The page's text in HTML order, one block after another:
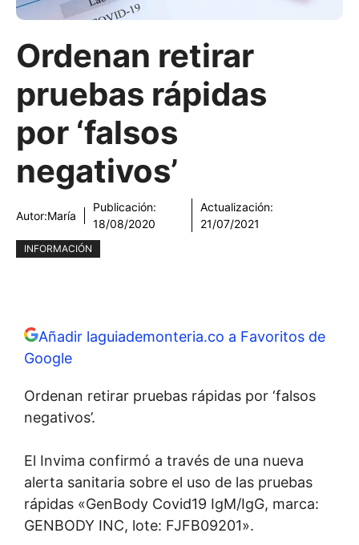
Ordenan retirar
pruebas rápidas
por ‘falsos
negativos’
Autor:María
Publicación:
18/08/2020
Actualización:
21/07/2021
INFORMACIÓN
Añadir laguiademonteria.co a Favoritos de
Google
Ordenan retirar pruebas rápidas por ‘falsos
negativos’.
El Invima confirmó a través de una nueva
alerta sanitaria sobre el uso de las pruebas
rápidas «GenBody Covid19 IgM/IgG, marca:
GENBODY INC, lote: FJFB09201».